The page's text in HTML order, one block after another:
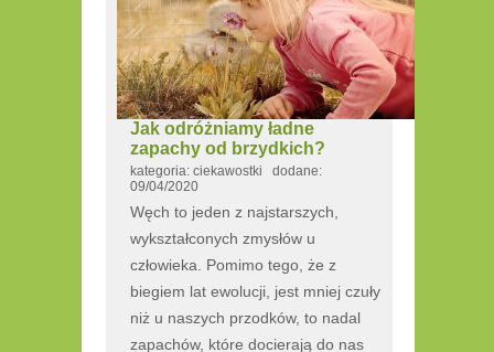
Jak odróżniamy ładne
zapachy od brzydkich?
kategoria: ciekawostki dodane:
09/04/2020
Węch to jeden z najstarszych,
wykształconych zmysłów u
człowieka. Pomimo tego, że z
biegiem lat ewolucji, jest mniej czuły
niż u naszych przodków, to nadal
zapachów, które docierają do nas